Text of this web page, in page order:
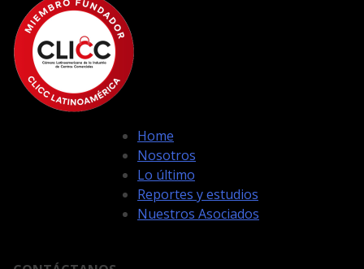
Home
Nosotros
Lo último
Reportes y estudios
Nuestros Asociados